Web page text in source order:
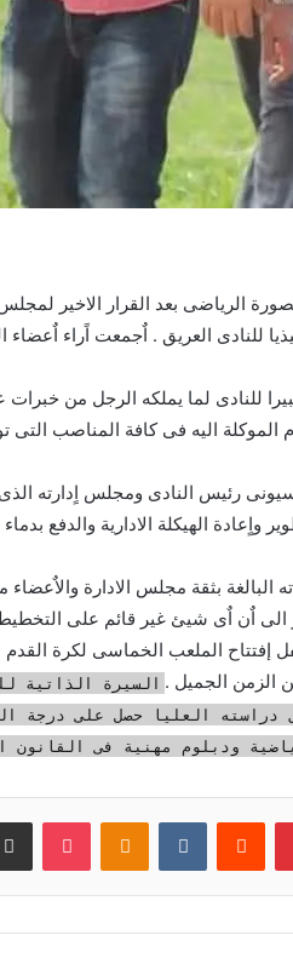
الرياضى بعد القرار الاخير
للنادى العريق . اٌجمعت اًراء اٌعضاء
للنادى لما يملكه الرجل من خبرات
الموكلة اليه فى كافة المناصب
رئيس النادى ومجلس اٍدارته الذى
واٍعادة الهيكلة الادارية والدفع
بثقة مجلس الادارة والاٌعضاء
الى اٌن اٌى شيئ غير قائم على
إفتتاح الملعب الخماسى لكرة
الزمن الجميل . السيرة الذاتية
العليا حصل على درجة
ودبلوم مهنية فى القانون
بينتيريست بوكيت